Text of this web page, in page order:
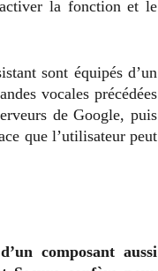
la fonction et le
sont équipés d’un
vocales précédées
de Google, puis
que l’utilisateur peut
composant aussi